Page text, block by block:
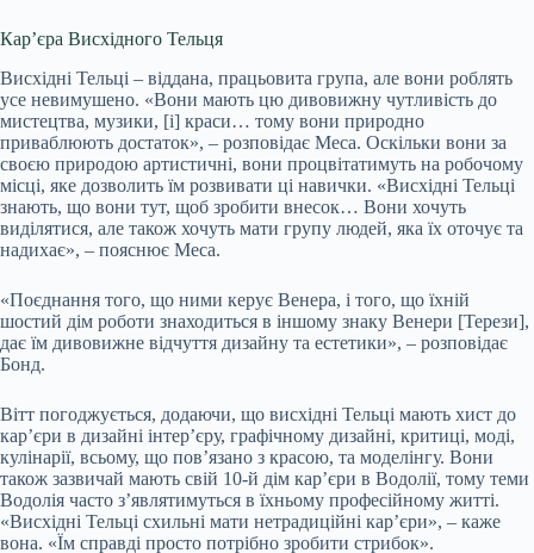
Кар’єра Висхідного Тельця
Висхідні Тельці – віддана, працьовита група, але вони роблять
усе невимушено. «Вони мають цю дивовижну чутливість до
мистецтва, музики, [і] краси… тому вони природно
приваблюють достаток», – розповідає Меса. Оскільки вони за
своєю природою артистичні, вони процвітатимуть на робочому
місці, яке дозволить їм розвивати ці навички. «Висхідні Тельці
знають, що вони тут, щоб зробити внесок… Вони хочуть
виділятися, але також хочуть мати групу людей, яка їх оточує та
надихає», – пояснює Меса.
«Поєднання того, що ними керує Венера, і того, що їхній
шостий дім роботи знаходиться в іншому знаку Венери [Терези],
дає їм дивовижне відчуття дизайну та естетики», – розповідає
Бонд.
Вітт погоджується, додаючи, що висхідні Тельці мають хист до
кар’єри в дизайні інтер’єру, графічному дизайні, критиці, моді,
кулінарії, всьому, що пов’язано з красою, та моделінгу. Вони
також зазвичай мають свій 10-й дім кар’єри в Водолії, тому теми
Водолія часто з’являтимуться в їхньому професійному житті.
«Висхідні Тельці схильні мати нетрадиційні кар’єри», – каже
вона. «Їм справді просто потрібно зробити стрибок».